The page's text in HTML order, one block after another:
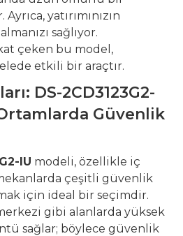
yatırımınızın
sağlıyor.
çeken bu model,
etkili bir araçtır.
DS-2CD3123G2-
Güvenlik
IU modeli, özellikle iç
çeşitli güvenlik
için ideal bir seçimdir.
gibi alanlarda yüksek
sağlar; böylece güvenlik